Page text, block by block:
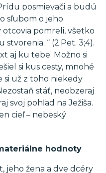
posmievači a budú
sľubom o jeho
pomreli, všetko
.“ (2.Pet. 3;4).
aj ku tebe. Možno si
si kus cesty, mnohé
si už z toho niekedy
stáť, neobzeraj
svoj pohľad na Ježiša.
cieľ – nebeský
hodnoty
jeho žena a dve dcéry